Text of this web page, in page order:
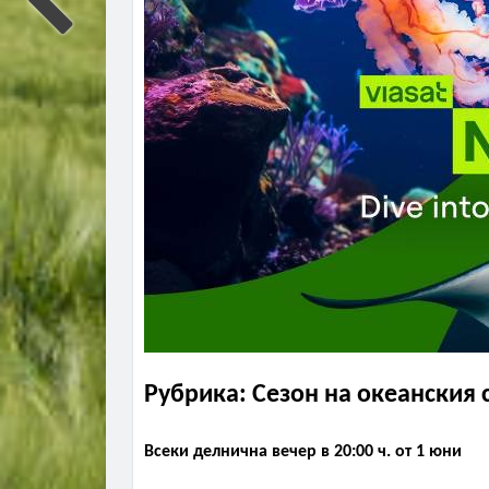
Рубрика: Сезон на океанския
Всеки делнична вечер в 20:00 ч. от 1 юни